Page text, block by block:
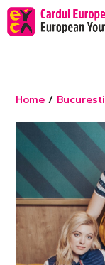
Home / Bucuresti